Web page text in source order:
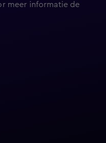
meer informatie de